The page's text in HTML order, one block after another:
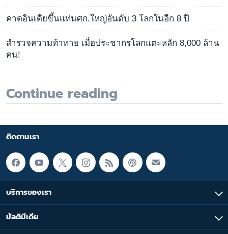
คาดอินเดียขึ้นแท่นศก.ใหญ่อันดับ 3 โลกในอีก 8 ปี
สำรวจความท้าทาย เมื่อประชากรโลกแตะหลัก 8,000 ล้าน
คน!
Continue reading
ติดตามเรา
บริการของเรา
มัลติมีเดีย